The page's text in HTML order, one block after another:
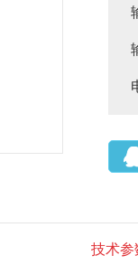
技术参